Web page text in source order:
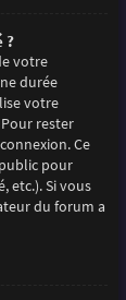
?
votre
durée
votre
rester
Ce
pour
etc.). Si vous
du forum a